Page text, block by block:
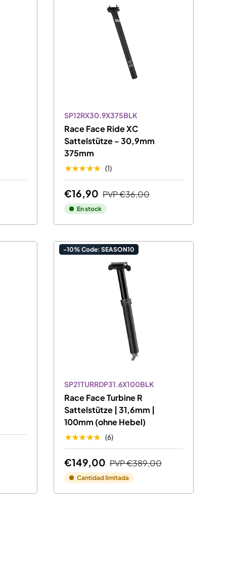
SP12RX30.9X375BLK
Race Face Ride XC
Sattelstütze - 30,9mm
375mm
★★★★★ (1)
€16,90 PVP€36,00
En stock
-10% Code: SEASON10
SP21TURRDP31.6X100BLK
Race Face Turbine R
Sattelstütze | 31,6mm |
100mm (ohne Hebel)
★★★★★ (6)
€149,00 PVP€389,00
Cantidad limitada